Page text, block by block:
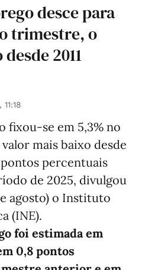
desce para
trimestre, o
2011
fixou-se em 5,3% no
mais baixo desde
pontos percentuais
de 2025, divulgou
agosto) o Instituto
(INE).
foi estimada em
0,8 pontos